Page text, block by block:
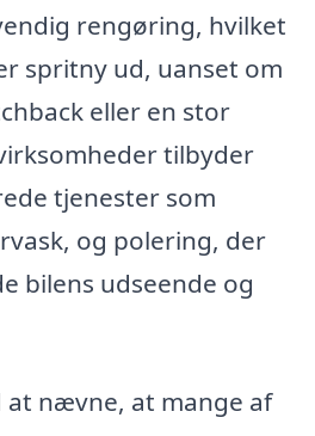
rengøring, hvilket
spritny ud, uanset om
eller en stor
tilbyder
tjenester som
og polering, der
bilens udseende og
nævne, at mange af